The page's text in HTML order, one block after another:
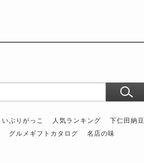
いぶりがっこ 人気ランキング
下仁田納豆
グルメギフトカタログ 名店の味